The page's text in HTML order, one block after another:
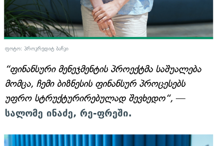
ფოტო: პროკრედიტ ბანკი
“ფინანსური მენეჯმენტის პროექტმა საშუალება
მომცა, ჩემი ბიზნესის ფინანსურ პროცესებს
უფრო სტრუქტურირებულად შევხედო“, —
სალომე ინაძე, რე-ფრეში.